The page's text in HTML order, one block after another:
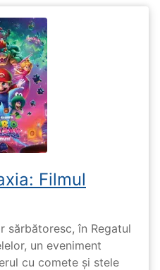
Filmul
sărbătoresc, în Regatul
un eveniment
cu comete și stele